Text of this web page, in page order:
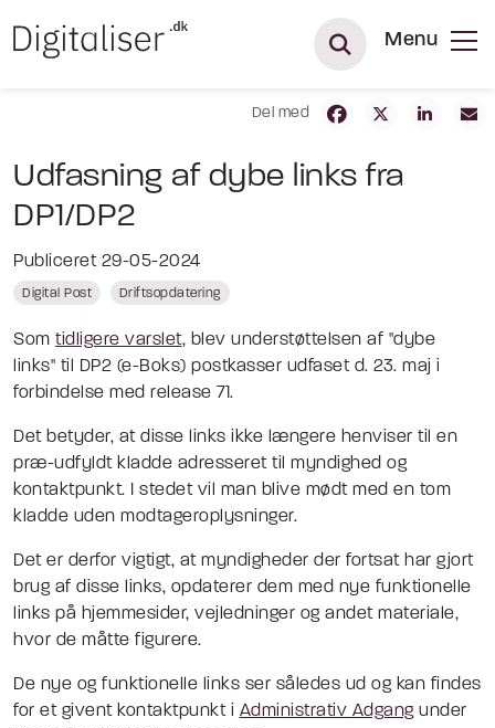
Menu
Del med
Udfasning af dybe links fra
DP1/DP2
Publiceret 29-05-2024
Digital Post Driftsopdatering
Som tidligere varslet, blev understøttelsen af "dybe
links" til DP2 (e-Boks) postkasser udfaset d. 23. maj i
forbindelse med release 71.
Det betyder, at disse links ikke længere henviser til en
præ-udfyldt kladde adresseret til myndighed og
kontaktpunkt. I stedet vil man blive mødt med en tom
kladde uden modtageroplysninger.
Det er derfor vigtigt, at myndigheder der fortsat har gjort
brug af disse links, opdaterer dem med nye funktionelle
links på hjemmesider, vejledninger og andet materiale,
hvor de måtte figurere.
De nye og funktionelle links ser således ud og kan findes
for et givent kontaktpunkt i Administrativ Adgang under